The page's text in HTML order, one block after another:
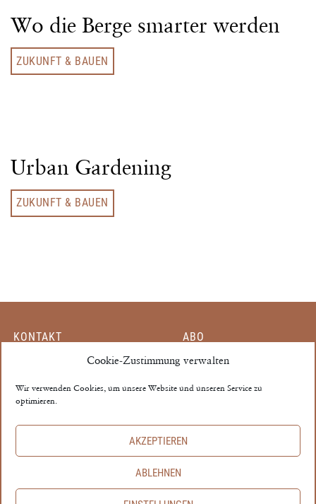
Cookie-Zustimmung verwalten
Wir verwenden Cookies, um unsere Website und unseren Service zu
optimieren.
AKZEPTIEREN
ABLEHNEN
Wo die Berge smarter werden
ZUKUNFT & BAUEN
Urban Gardening
ZUKUNFT & BAUEN
KONTAKT
PARTNER
MEDIADATEN
ABO
EINZELHEFT
MEIN KONTO
IMPRESSUM